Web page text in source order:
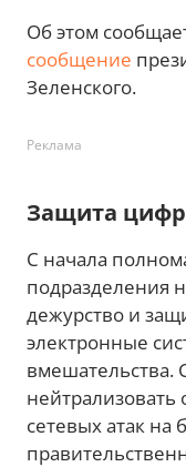
Об этом
сообщение
Зеленского.
Реклама
Защита
С начала
подразделения
дежурство и
электронные
вмешательства.
нейтрализовать
сетевых атак на